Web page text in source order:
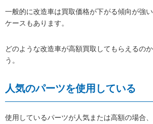
一般的に改造車は買取価格が下がる傾向が強
ケースもあります。
どのような改造車が高額買取してもらえるの
う。
人気のパーツを使用している
使用しているパーツが人気または高額の場合